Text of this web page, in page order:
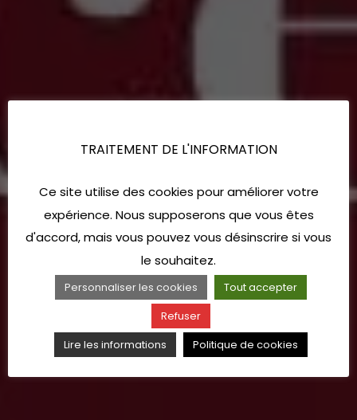
TRAITEMENT DE L'INFORMATION
Ce site utilise des cookies pour améliorer votre
expérience. Nous supposerons que vous êtes
d'accord, mais vous pouvez vous désinscrire si vous
le souhaitez.
Personnaliser les cookies
Tout accepter
Refuser
Lire les informations
Politique de cookies